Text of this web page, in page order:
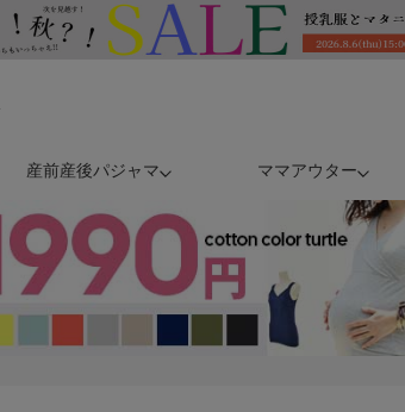
産前産後パジャマ ママアウター